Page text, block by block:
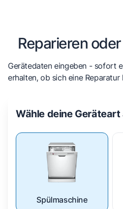
Reparieren
Gerätedaten eingeben - sofort
erhalten, ob sich eine Reparatur
Wähle deine Geräteart
Spülmaschine